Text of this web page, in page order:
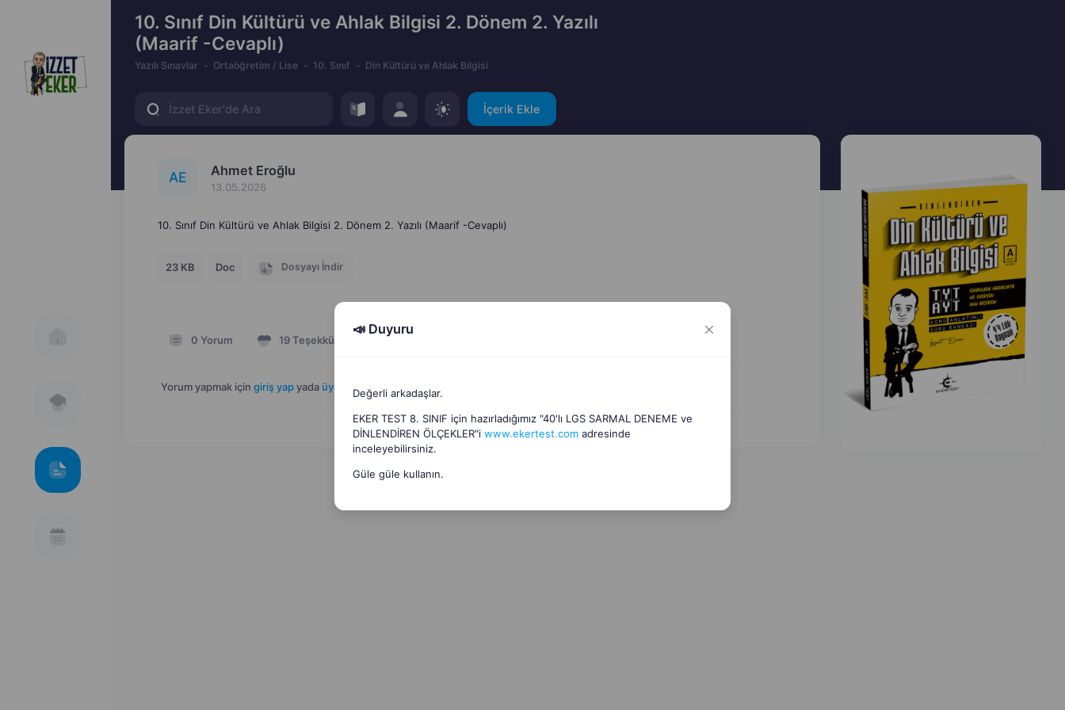
10. Sınıf Din Kültürü ve Ahlak Bilgisi 2. Dönem 2. Yazılı
(Maarif -Cevaplı)
Yazılı Sınavlar Ortaöğretim / Lise 10. Sınıf Din Kültürü ve Ahlak Bilgisi
İçerik Ekle
AE Ahmet Eroğlu
13.05.2026
10. Sınıf Din Kültürü ve Ahlak Bilgisi 2. Dönem 2. Yazılı (Maarif -Cevaplı)
23 KB Doc Dosyayı İndir
0 Yorum 19Teşekkür Hata Bildir
Yorum yapmak için giriş yap yada üye ol .
📣 Duyuru
Değerli arkadaşlar.
EKER TEST 8. SINIF için hazırladığımız "40'lı LGS SARMAL DENEME ve
DİNLENDİREN ÖLÇEKLER"i www.ekertest.comadresinde
inceleyebilirsiniz.
Güle güle kullanın.